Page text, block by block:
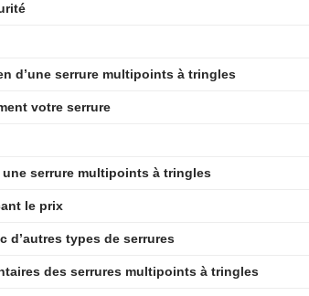
d’une serrure multipoints à tringles
votre serrure
serrure multipoints à tringles
le prix
d’autres types de serrures
des serrures multipoints à tringles